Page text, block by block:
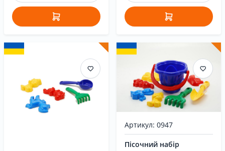
Артикул: 0947
Пісочний набір